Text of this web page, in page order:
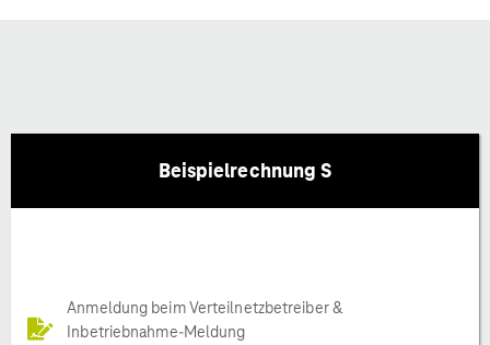
Beispielrechnung S
Anmeldung beim Verteilnetzbetreiber &
Inbetriebnahme-Meldung